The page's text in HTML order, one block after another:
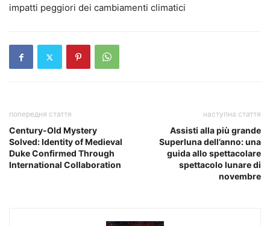
impatti peggiori dei cambiamenti climatici
попередня стаття
Century-Old Mystery
Solved: Identity of Medieval
Duke Confirmed Through
International Collaboration
наступна стаття
Assisti alla più grande
Superluna dell’anno: una
guida allo spettacolare
spettacolo lunare di
novembre